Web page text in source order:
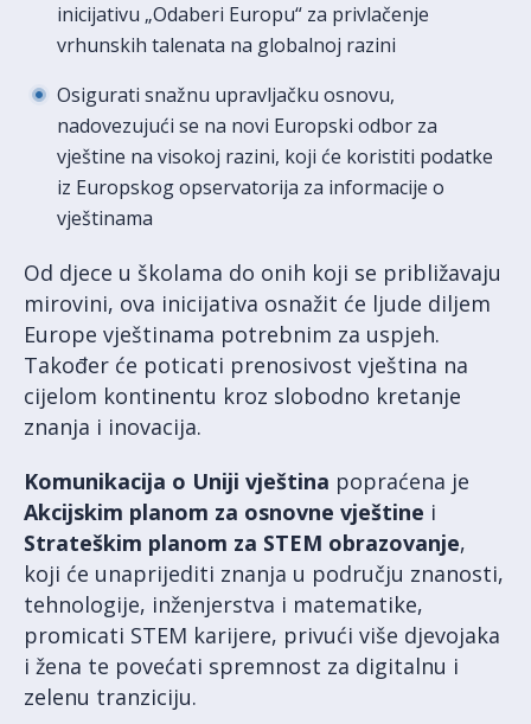
inicijativu „Odaberi Europu“ za privlačenje
vrhunskih talenata na globalnoj razini
Osigurati snažnu upravljačku osnovu,
nadovezujući se na novi Europski odbor za
vještine na visokoj razini, koji će koristiti podatke
iz Europskog opservatorija za informacije o
vještinama
Od djece u školama do onih koji se približavaju
mirovini, ova inicijativa osnažit će ljude diljem
Europe vještinama potrebnim za uspjeh.
Također će poticati prenosivost vještina na
cijelom kontinentu kroz slobodno kretanje
znanja i inovacija.
Komunikacija o Uniji vještina popraćena je
Akcijskim planom za osnovne vještine i
Strateškim planom za STEM obrazovanje,
koji će unaprijediti znanja u području znanosti,
tehnologije, inženjerstva i matematike,
promicati STEM karijere, privući više djevojaka
i žena te povećati spremnost za digitalnu i
zelenu tranziciju.